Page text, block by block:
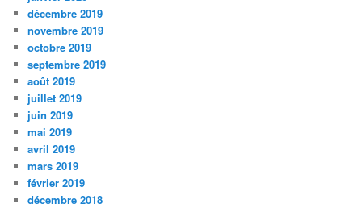
décembre 2019
novembre 2019
octobre 2019
septembre 2019
août 2019
juillet 2019
juin 2019
mai 2019
avril 2019
mars 2019
février 2019
décembre 2018